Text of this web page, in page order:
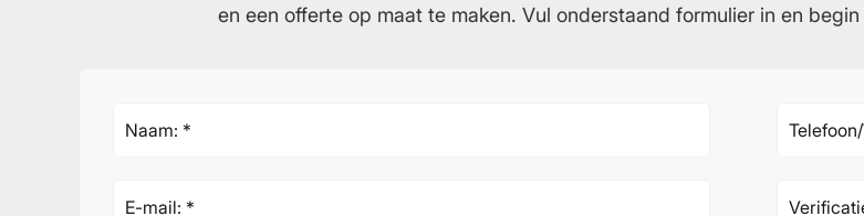
en een offerte op maat te maken. Vul onderstaand formulier in en